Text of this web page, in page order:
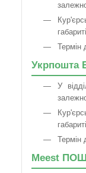
Укрпошта
У
залежно
Термін
Meest